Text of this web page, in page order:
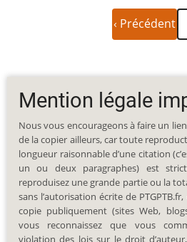
Page
précédente
‹ Précédent
Mention légale
Nous vous encourageons à faire un
de la copier ailleurs, car toute
longueur raisonnable d’une citation
un ou deux paragraphes) est
reproduisez une grande partie ou la
sans l’autorisation écrite de
copie publiquement (sites Web,
vous reconnaissez que vous
violation des lois sur le droit